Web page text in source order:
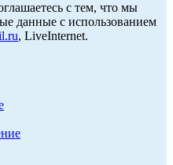
с тем, что мы
данные с использованием
, LiveInternet.